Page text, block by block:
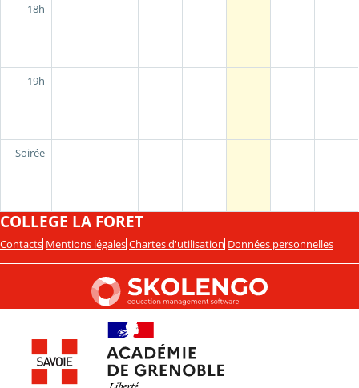
18h
19h
Soirée
COLLEGE LA FORET
Contacts Mentions légales Chartes d'utilisation Données personnelles